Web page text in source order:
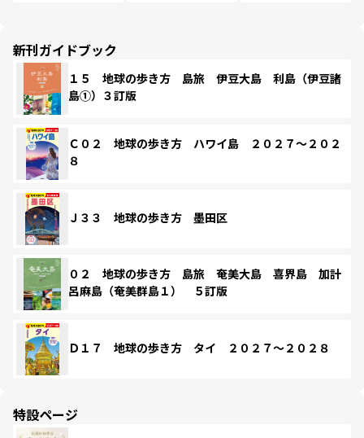
新刊ガイドブック
１５ 地球の歩き方 島旅 伊豆大島 利島（伊豆諸
島①）３訂版
Ｃ０２ 地球の歩き方 ハワイ島 ２０２７～２０２
８
Ｊ３３ 地球の歩き方 墨田区
０２ 地球の歩き方 島旅 奄美大島 喜界島 加計
呂麻島（奄美群島１） ５訂版
Ｄ１７ 地球の歩き方 タイ ２０２７～２０２８
特設ページ